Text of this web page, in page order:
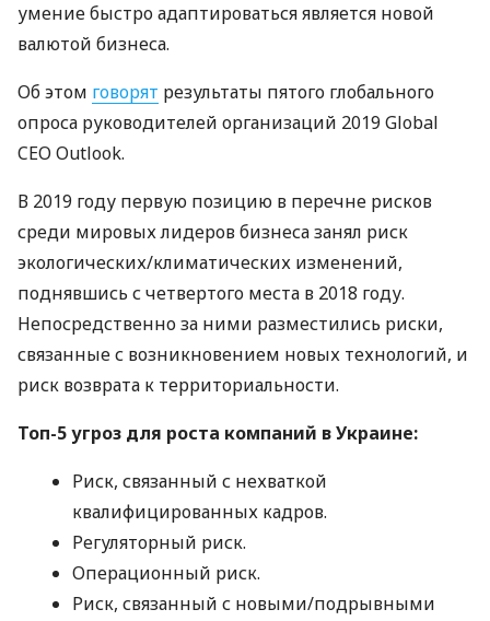
умение быстро адаптироваться является новой
валютой бизнеса.
Об этом говорят результаты пятого глобального
опроса руководителей организаций 2019 Global
CEO Outlook.
В 2019 году первую позицию в перечне рисков
среди мировых лидеров бизнеса занял риск
экологических/климатических изменений,
поднявшись с четвертого места в 2018 году.
Непосредственно за ними разместились риски,
связанные с возникновением новых технологий, и
риск возврата к территориальности.
Топ-5 угроз для роста компаний в Украине:
Риск, связанный с нехваткой
квалифицированных кадров.
Регуляторный риск.
Операционный риск.
Риск, связанный с новыми/подрывными